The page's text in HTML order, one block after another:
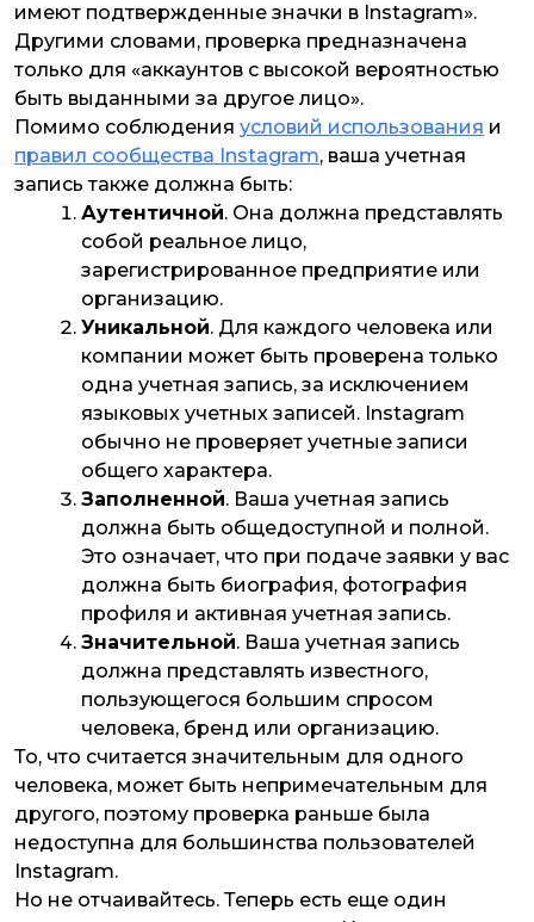
имеют подтвержденные значки в Instagram».
Другими словами, проверка предназначена
только для «аккаунтов с высокой вероятностью
быть выданными за другое лицо».
Помимо соблюдения условий использования и
правил сообщества Instagram, ваша учетная
запись также должна быть:
Аутентичной. Она должна представлять
собой реальное лицо,
зарегистрированное предприятие или
организацию.
Уникальной. Для каждого человека или
компании может быть проверена только
одна учетная запись, за исключением
языковых учетных записей. Instagram
обычно не проверяет учетные записи
общего характера.
Заполненной. Ваша учетная запись
должна быть общедоступной и полной.
Это означает, что при подаче заявки у вас
должна быть биография, фотография
профиля и активная учетная запись.
Значительной. Ваша учетная запись
должна представлять известного,
пользующегося большим спросом
человека, бренд или организацию.
То, что считается значительным для одного
человека, может быть непримечательным для
другого, поэтому проверка раньше была
недоступна для большинства пользователей
Instagram.
Но не отчаивайтесь. Теперь есть еще один